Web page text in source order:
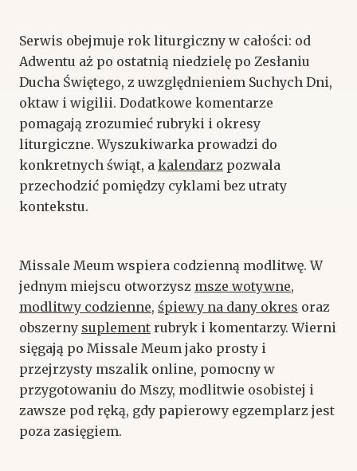
Serwis obejmuje rok liturgiczny w całości: od
Adwentu aż po ostatnią niedzielę po Zesłaniu
Ducha Świętego, z uwzględnieniem Suchych Dni,
oktaw i wigilii. Dodatkowe komentarze
pomagają zrozumieć rubryki i okresy
liturgiczne. Wyszukiwarka prowadzi do
konkretnych świąt, a kalendarz pozwala
przechodzić pomiędzy cyklami bez utraty
kontekstu.
Missale Meum wspiera codzienną modlitwę. W
jednym miejscu otworzysz msze wotywne,
modlitwy codzienne, śpiewy na dany okres oraz
obszerny suplement rubryk i komentarzy. Wierni
sięgają po Missale Meum jako prosty i
przejrzysty mszalik online, pomocny w
przygotowaniu do Mszy, modlitwie osobistej i
zawsze pod ręką, gdy papierowy egzemplarz jest
poza zasięgiem.